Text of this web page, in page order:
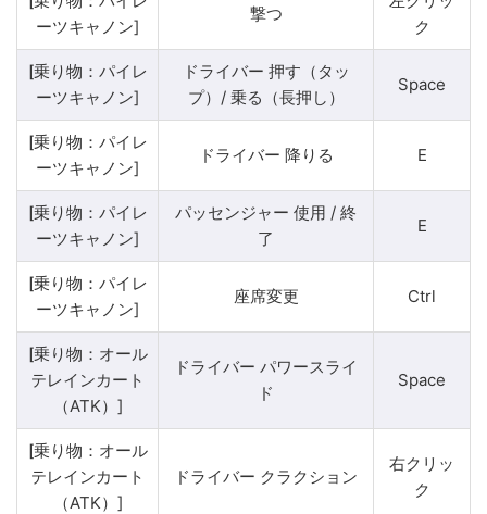
ーツキャノン]
撃つ
ク
[乗り物：パイレ
ーツキャノン]
ドライバー 押す（タッ
プ）/ 乗る（長押し）
Space
[乗り物：パイレ
ーツキャノン]
ドライバー 降りる E
[乗り物：パイレ
ーツキャノン]
パッセンジャー 使用 / 終
了
E
[乗り物：パイレ
ーツキャノン]
座席変更 Ctrl
[乗り物：オール
テレインカート
（ATK）]
ドライバー パワースライ
ド
Space
[乗り物：オール
テレインカート
（ATK）]
ドライバー クラクション
右クリッ
ク